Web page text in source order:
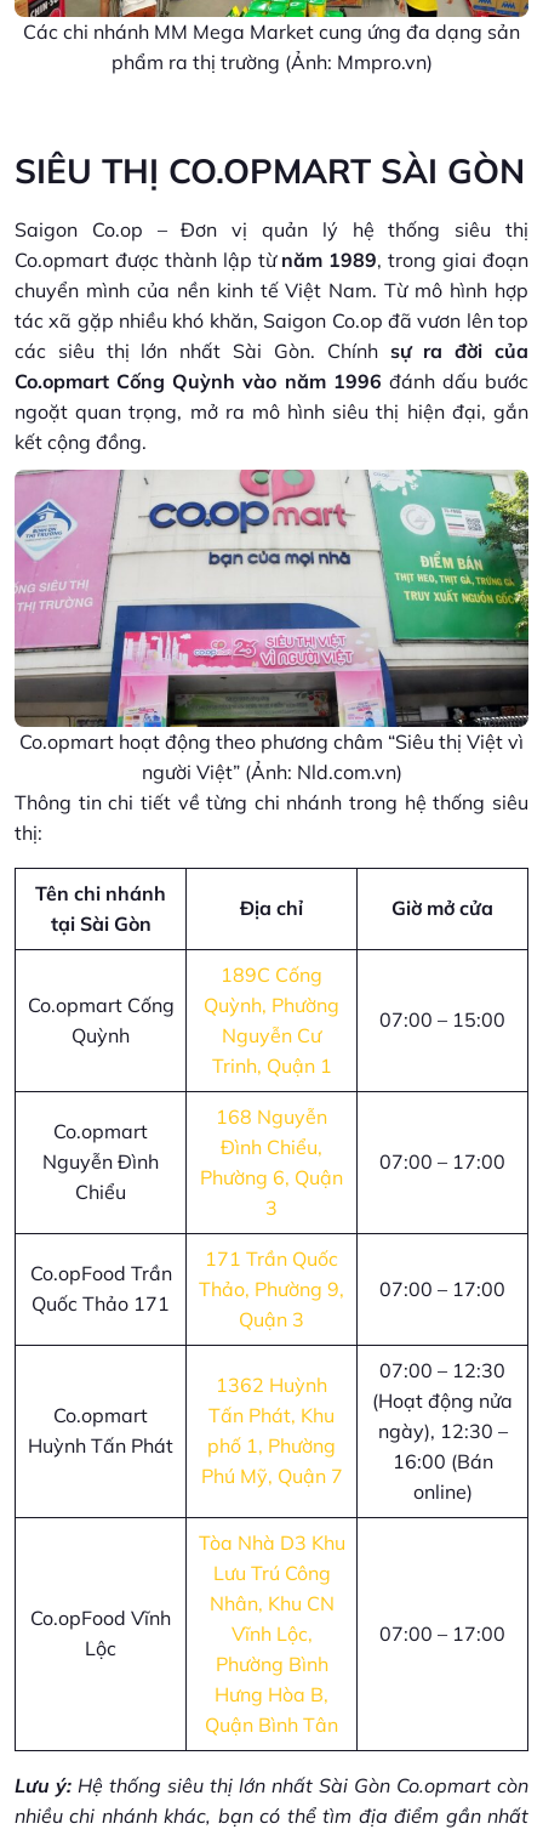
Các chi nhánh MM Mega Market cung ứng đa dạng sản
phẩm ra thị trường (Ảnh: Mmpro.vn)
SIÊU THỊ CO.OPMART SÀI GÒN
Saigon Co.op – Đơn vị quản lý hệ thống siêu thị
Co.opmart được thành lập từ năm 1989, trong giai đoạn
chuyển mình của nền kinh tế Việt Nam. Từ mô hình hợp
tác xã gặp nhiều khó khăn, Saigon Co.op đã vươn lên top
các siêu thị lớn nhất Sài Gòn. Chínhsự ra đời của
Co.opmart Cống Quỳnh vào năm 1996 đánh dấu bước
ngoặt quan trọng, mở ra mô hình siêu thị hiện đại, gắn
kết cộng đồng.
Co.opmart hoạt động theo phương châm “Siêu thị Việt vì
người Việt” (Ảnh: Nld.com.vn)
Thông tin chi tiết về từng chi nhánh trong hệ thống siêu
thị:
Tên chi nhánh
tại Sài Gòn
Địa chỉ Giờ mở cửa
Co.opmart Cống
Quỳnh
189C Cống
Quỳnh, Phường
Nguyễn Cư
Trinh, Quận 1
07:00 – 15:00
Co.opmart
Nguyễn Đình
Chiểu
168 Nguyễn
Đình Chiểu,
Phường 6, Quận
3
07:00 – 17:00
Co.opFood Trần
Quốc Thảo 171
171 Trần Quốc
Thảo, Phường 9,
Quận 3
07:00 – 17:00
Co.opmart
Huỳnh Tấn Phát
1362 Huỳnh
Tấn Phát, Khu
phố 1, Phường
Phú Mỹ, Quận 7
07:00 – 12:30
(Hoạt động nửa
ngày), 12:30 –
16:00 (Bán
online)
Co.opFood Vĩnh
Lộc
Tòa Nhà D3 Khu
Lưu Trú Công
Nhân, Khu CN
Vĩnh Lộc,
Phường Bình
Hưng Hòa B,
Quận Bình Tân
07:00 – 17:00
Lưu ý: Hệ thống siêu thị lớn nhất Sài Gòn Co.opmart còn
nhiều chi nhánh khác, bạn có thể tìm địa điểm gần nhất